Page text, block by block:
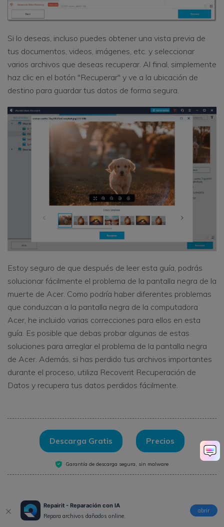
Repairit - Reparación con IA
Repara archivos dañados online.
abrir
Si lo deseas, incluso puedes obtener una vista previa de
tus documentos, videos, imágenes, etc. y seleccionar
varios archivos que deseas recuperar. Al final, simplemente
haz clic en el botón "Recuperar" y ve a la ubicación de
destino para guardar tus datos de forma segura.
Estoy seguro de que después de leer esta guía, podrás
solucionar fácilmente el problema de la pantalla negra de la
muerte de Acer. Como podría haber diferentes problemas
que conduzcan a la pantalla negra de la computadora
Acer, he incluido varias correcciones para ellos en esta
guía. Es posible que debas probar algunas de estas
soluciones para arreglar el problema de la pantalla negra
de Acer. Además, si has perdido tus archivos importantes
durante el proceso, utiliza Recoverit Recuperación de
Datos y recupera tus datos perdidos fácilmente.
Descarga Gratis Precios
Garantía de descarga segura, sin malware